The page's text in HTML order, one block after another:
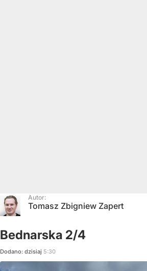
Autor:
Tomasz Zbigniew Zapert
Bednarska 2/4
Dodano: dzisiaj 5:30